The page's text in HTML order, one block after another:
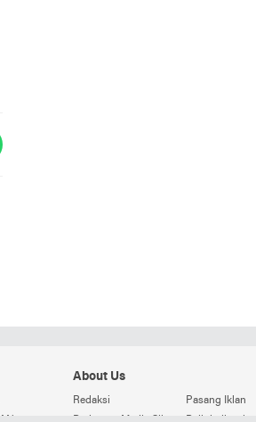
About Us
Redaksi
Pasang Iklan